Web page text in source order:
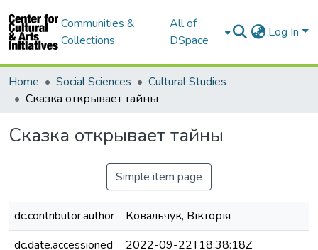
Communities &
Collections
All of
DSpace
Log In
Home Social Sciences
Cultural Studies
Сказка открывает тайны
Сказка открывает тайны
Simple item page
dc.contributor.author
Ковальчук, Вікторія
dc.date.accessioned
2022-09-22T18:38:18Z